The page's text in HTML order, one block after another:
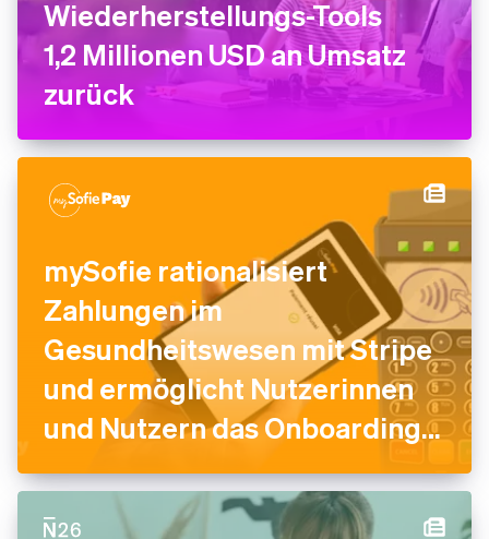
Wiederherstellungs-Tools
1,2 Millionen USD an Umsatz
zurück
mySofie rationalisiert
Zahlungen im
Gesundheitswesen mit Stripe
und ermöglicht Nutzerinnen
und Nutzern das Onboarding
in weniger als zwei Minuten